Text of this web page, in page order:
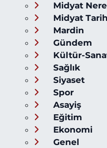
Midyat
Midyat
Mardin
Gündem
Kültür-
Sağlık
Siyaset
Spor
Asayiş
Eğitim
Ekonomi
Genel